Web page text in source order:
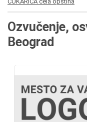
Ozvučenje,
Beograd